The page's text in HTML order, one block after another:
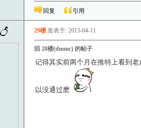
回复 引用
29楼 发表于: 2013-04-11
回 28楼(dmmc) 的帖子
记得其实前两个月在推特上看到
以没通过麽